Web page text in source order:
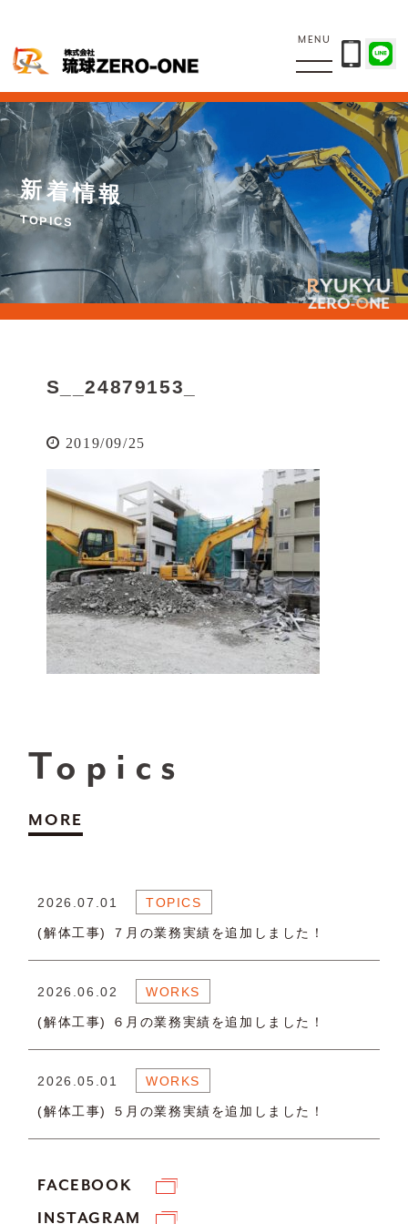
MENU
新着情報
TOPICS
S__24879153_
2019/09/25
Topics
MORE
2026.07.01 TOPICS
(解体工事) ７月の業務実績を追加しました！
2026.06.02 WORKS
(解体工事) ６月の業務実績を追加しました！
2026.05.01 WORKS
(解体工事) ５月の業務実績を追加しました！
FACEBOOK
INSTAGRAM